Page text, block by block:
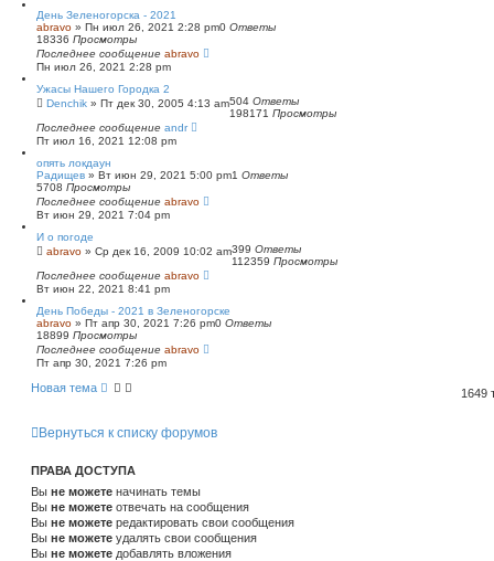
День Зеленогорска - 2021
abravo » Пн июл 26, 2021 2:28 pm0 Ответы
18336 Просмотры
Последнее сообщение abravo
Пн июл 26, 2021 2:28 pm
Ужасы Нашего Городка 2
Denchik » Пт дек 30, 2005 4:13 am504 Ответы
198171 Просмотры
Последнее сообщение andr
Пт июл 16, 2021 12:08 pm
опять локдаун
Радищев » Вт июн 29, 2021 5:00 pm1 Ответы
5708 Просмотры
Последнее сообщение abravo
Вт июн 29, 2021 7:04 pm
И о погоде
abravo » Ср дек 16, 2009 10:02 am399 Ответы
112359 Просмотры
Последнее сообщение abravo
Вт июн 22, 2021 8:41 pm
День Победы - 2021 в Зеленогорске
abravo » Пт апр 30, 2021 7:26 pm0 Ответы
18899 Просмотры
Последнее сообщение abravo
Пт апр 30, 2021 7:26 pm
Новая тема 1649
Вернуться к списку форумов
ПРАВА ДОСТУПА
Вы не можете начинать темы
Вы не можете отвечать на сообщения
Вы не можете редактировать свои сообщения
Вы не можете удалять свои сообщения
Вы не можете добавлять вложения